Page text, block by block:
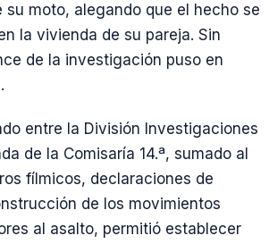
su moto, alegando que el hecho se
la vivienda de su pareja. Sin
de la investigación puso en
entre la División Investigaciones
de la Comisaría 14.ª, sumado al
fílmicos, declaraciones de
de los movimientos
al asalto, permitió establecer